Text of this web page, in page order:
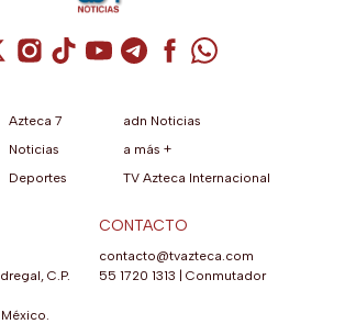
Cuenta de X / Twitter (se abre en una
Cuenta de Instagram (se abre en una
Cuenta de TikTok (se abre en
Cuenta de YouTube (se abre
Cuenta de Telegram (se
Cuenta de
Cuenta de
Azteca 7
Noticias
Deportes
adn Noticias
a más +
TV Azteca Internacional
C.P.
CONTACTO
contacto@tvazteca.com
55 1720 1313
Conmutador